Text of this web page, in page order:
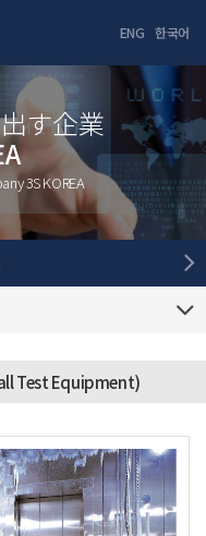
ENG 한국어
す企業
3S KOREA
Test Equipment)